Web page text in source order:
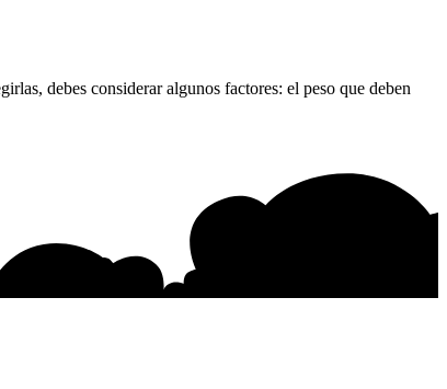
debes considerar algunos factores: el peso que deben